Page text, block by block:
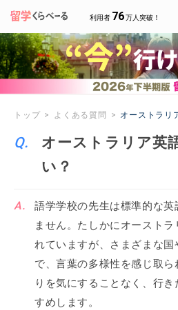
利用者 76万人突破！
トップ よくある質問 オーストラリ
オーストラリア英
い？
語学学校の先生は標準的な英
ません。たしかにオースト
れていますが、さまざまな国
で、言葉の多様性を感じ取
りを気にすることなく、行
すめします。